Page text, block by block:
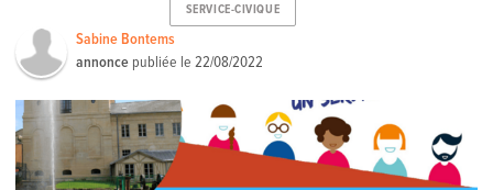
SERVICE-CIVIQUE
Sabine Bontems
annonce publiée le22/08/2022